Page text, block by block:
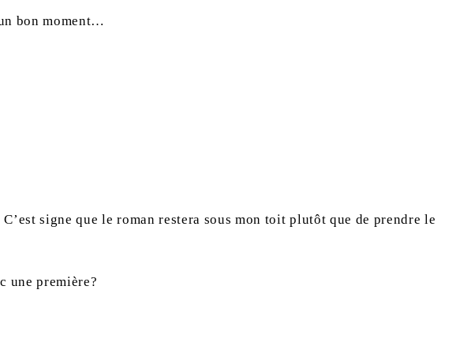
bon moment…
signe que le roman restera sous mon toit plutôt que de prendre le
une première?